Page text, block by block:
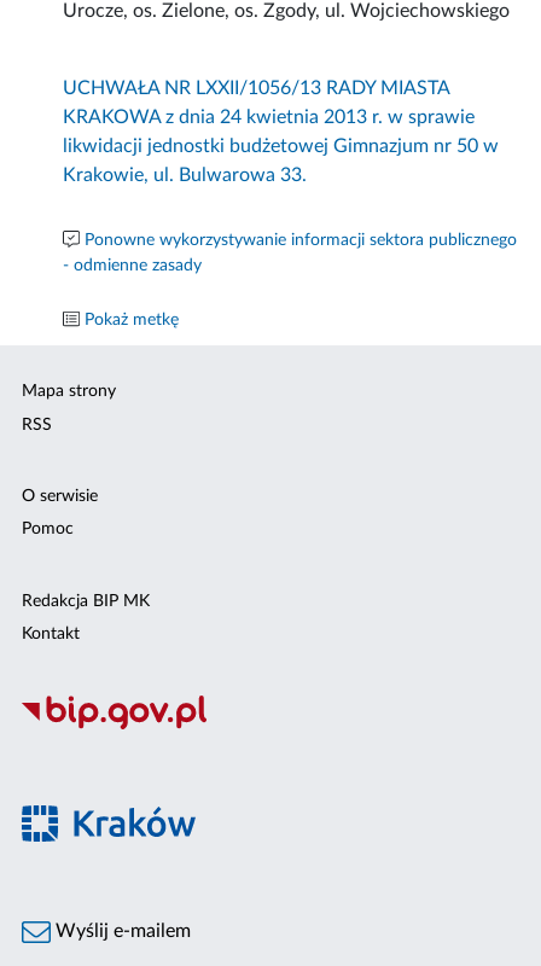
Urocze, os. Zielone, os. Zgody, ul. Wojciechowskiego
UCHWAŁA NR LXXII/1056/13 RADY MIASTA
KRAKOWA z dnia 24 kwietnia 2013 r. w sprawie
likwidacji jednostki budżetowej Gimnazjum nr 50 w
Krakowie, ul. Bulwarowa 33.
Ponowne wykorzystywanie informacji sektora publicznego
- odmienne zasady
Pokaż metkę
Mapa strony
RSS
O serwisie
Pomoc
Redakcja BIP MK
Kontakt
Wyślij e-mailem